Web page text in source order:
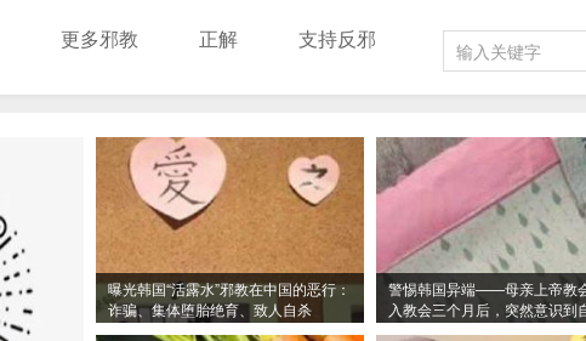
更多邪教 正解 支持反邪
曝光韩国“活露水”邪教在中国的恶行：
诈骗、集体堕胎绝育、致人自杀
警惕韩国异端——母亲上帝教
入教会三个月后，突然意识到
洗脑